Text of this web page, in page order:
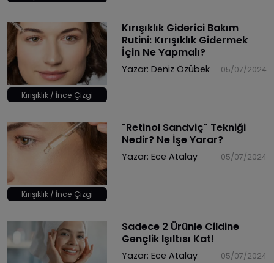
Kırışıklık / İnce Çizgi
Kırışıklık Giderici Bakım
Rutini: Kırışıklık Gidermek
İçin Ne Yapmalı?
Yazar: Deniz Özübek 05/07/2024
Kırışıklık / İnce Çizgi
"Retinol Sandviç" Tekniği
Nedir? Ne İşe Yarar?
Yazar: Ece Atalay 05/07/2024
Sadece 2 Ürünle Cildine
Gençlik Işıltısı Kat!
Yazar: Ece Atalay 05/07/2024